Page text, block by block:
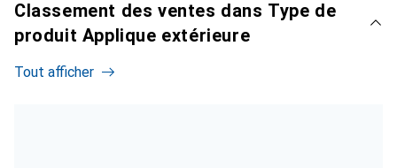
Classement des ventes dans Type de
produit Applique extérieure
Tout afficher